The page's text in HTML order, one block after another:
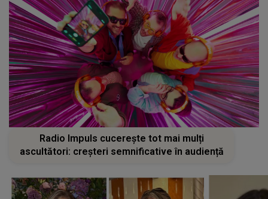
Radio Impuls cucerește tot mai mulți
ascultători: creșteri semnificative în audiență